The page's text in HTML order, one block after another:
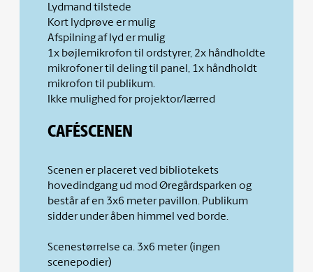
Lydmand tilstede
Kort lydprøve er mulig
Afspilning af lyd er mulig
1x bøjlemikrofon til ordstyrer, 2x håndholdte
mikrofoner til deling til panel, 1x håndholdt
mikrofon til publikum.
Ikke mulighed for projektor/lærred
CAFÉSCENEN
Scenen er placeret ved bibliotekets
hovedindgang ud mod Øregårdsparken og
består af en 3x6 meter pavillon. Publikum
sidder under åben himmel ved borde.
Scenestørrelse ca. 3x6 meter (ingen
scenepodier)